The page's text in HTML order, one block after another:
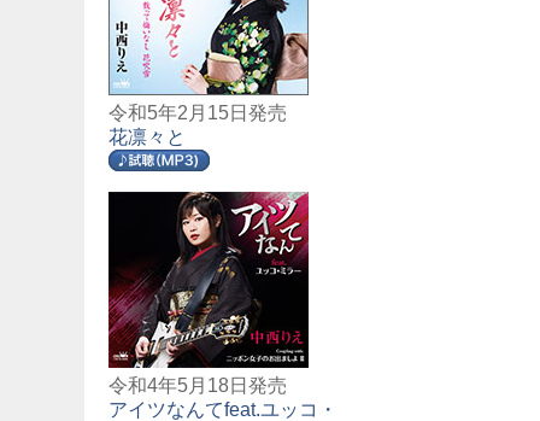
令和5年2月15日発売
花凛々と
令和4年5月18日発売
アイツなんてfeat.ユッコ・